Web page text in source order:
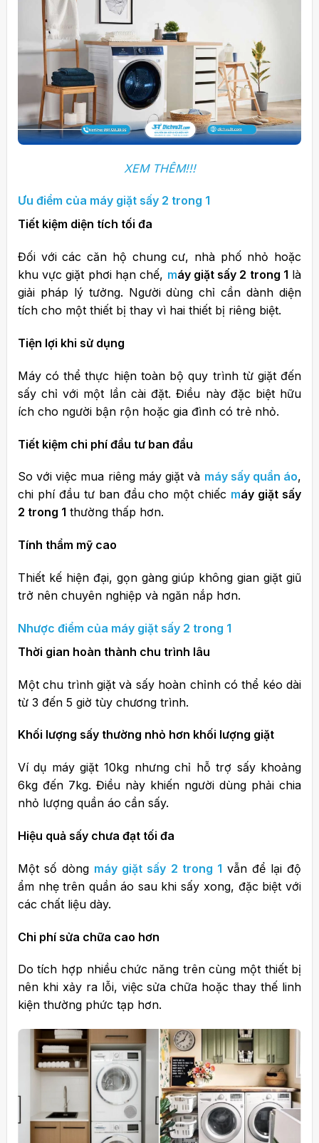
XEM THÊM!!!
Ưu điểm của máy giặt sấy 2 trong 1
Tiết kiệm diện tích tối đa
Đối với các căn hộ chung cư, nhà phố nhỏ hoặc
khu vực giặt phơi hạn chế, máy giặt sấy 2 trong 1 là
giải pháp lý tưởng. Người dùng chỉ cần dành diện
tích cho một thiết bị thay vì hai thiết bị riêng biệt.
Tiện lợi khi sử dụng
Máy có thể thực hiện toàn bộ quy trình từ giặt đến
sấy chỉ với một lần cài đặt. Điều này đặc biệt hữu
ích cho người bận rộn hoặc gia đình có trẻ nhỏ.
Tiết kiệm chi phí đầu tư ban đầu
So với việc mua riêng máy giặt và máy sấy quần áo,
chi phí đầu tư ban đầu cho một chiếc máy giặt sấy
2 trong 1 thường thấp hơn.
Tính thẩm mỹ cao
Thiết kế hiện đại, gọn gàng giúp không gian giặt giũ
trở nên chuyên nghiệp và ngăn nắp hơn.
Nhược điểm của máy giặt sấy 2 trong 1
Thời gian hoàn thành chu trình lâu
Một chu trình giặt và sấy hoàn chỉnh có thể kéo dài
từ 3 đến 5 giờ tùy chương trình.
Khối lượng sấy thường nhỏ hơn khối lượng giặt
Ví dụ máy giặt 10kg nhưng chỉ hỗ trợ sấy khoảng
6kg đến 7kg. Điều này khiến người dùng phải chia
nhỏ lượng quần áo cần sấy.
Hiệu quả sấy chưa đạt tối đa
Một số dòng máy giặt sấy 2 trong 1 vẫn để lại độ
ẩm nhẹ trên quần áo sau khi sấy xong, đặc biệt với
các chất liệu dày.
Chi phí sửa chữa cao hơn
Do tích hợp nhiều chức năng trên cùng một thiết bị
nên khi xảy ra lỗi, việc sửa chữa hoặc thay thế linh
kiện thường phức tạp hơn.